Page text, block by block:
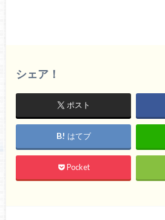
シェア！
ポスト
はてブ
Pocket